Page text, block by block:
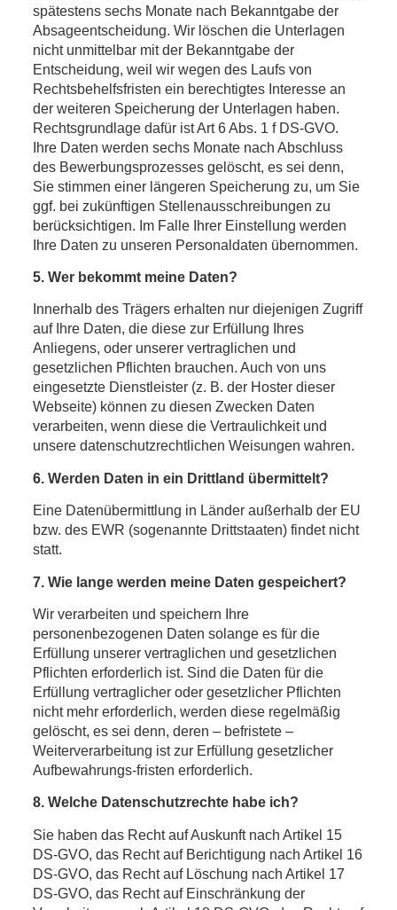
spätestens sechs Monate nach Bekanntgabe der
Absageentscheidung. Wir löschen die Unterlagen
nicht unmittelbar mit der Bekanntgabe der
Entscheidung, weil wir wegen des Laufs von
Rechtsbehelfsfristen ein berechtigtes Interesse an
der weiteren Speicherung der Unterlagen haben.
Rechtsgrundlage dafür ist Art 6 Abs. 1 f DS-GVO.
Ihre Daten werden sechs Monate nach Abschluss
des Bewerbungsprozesses gelöscht, es sei denn,
Sie stimmen einer längeren Speicherung zu, um Sie
ggf. bei zukünftigen Stellenausschreibungen zu
berücksichtigen. Im Falle Ihrer Einstellung werden
Ihre Daten zu unseren Personaldaten übernommen.
5. Wer bekommt meine Daten?
Innerhalb des Trägers erhalten nur diejenigen Zugriff
auf Ihre Daten, die diese zur Erfüllung Ihres
Anliegens, oder unserer vertraglichen und
gesetzlichen Pflichten brauchen. Auch von uns
eingesetzte Dienstleister (z. B. der Hoster dieser
Webseite) können zu diesen Zwecken Daten
verarbeiten, wenn diese die Vertraulichkeit und
unsere datenschutzrechtlichen Weisungen wahren.
6. Werden Daten in ein Drittland übermittelt?
Eine Datenübermittlung in Länder außerhalb der EU
bzw. des EWR (sogenannte Drittstaaten) findet nicht
statt.
7. Wie lange werden meine Daten gespeichert?
Wir verarbeiten und speichern Ihre
personenbezogenen Daten solange es für die
Erfüllung unserer vertraglichen und gesetzlichen
Pflichten erforderlich ist. Sind die Daten für die
Erfüllung vertraglicher oder gesetzlicher Pflichten
nicht mehr erforderlich, werden diese regelmäßig
gelöscht, es sei denn, deren – befristete –
Weiterverarbeitung ist zur Erfüllung gesetzlicher
Aufbewahrungs-fristen erforderlich.
8. Welche Datenschutzrechte habe ich?
Sie haben das Recht auf Auskunft nach Artikel 15
DS-GVO, das Recht auf Berichtigung nach Artikel 16
DS-GVO, das Recht auf Löschung nach Artikel 17
DS-GVO, das Recht auf Einschränkung der